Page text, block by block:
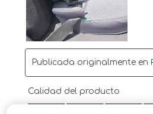
Publicada originalmente en
Calidad del producto
Calidad del producto, 5.0 de 5